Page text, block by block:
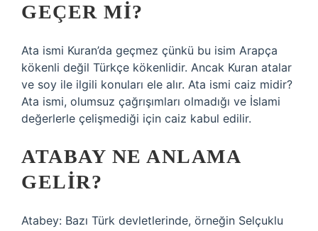
GEÇER MI?
Ata ismi Kuran’da geçmez çünkü bu isim Arapça
kökenli değil Türkçe kökenlidir. Ancak Kuran atalar
ve soy ile ilgili konuları ele alır. Ata ismi caiz midir?
Ata ismi, olumsuz çağrışımları olmadığı ve İslami
değerlerle çelişmediği için caiz kabul edilir.
ATABAY NE ANLAMA
GELIR?
Atabey: Bazı Türk devletlerinde, örneğin Selçuklu